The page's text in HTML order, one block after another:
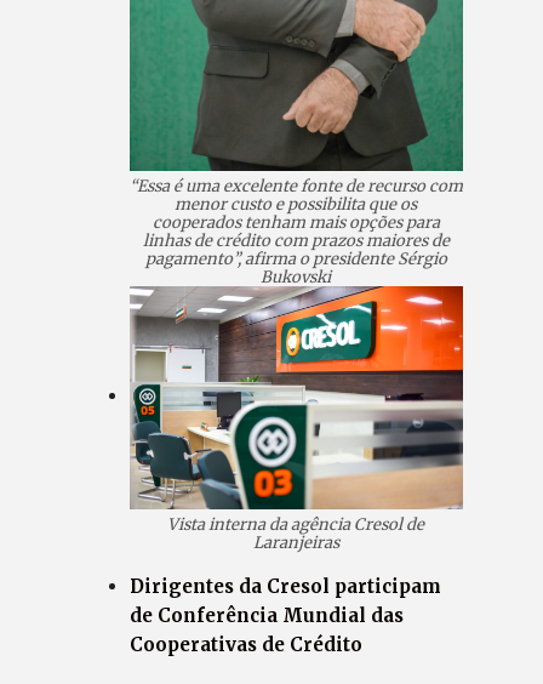
“Essa é uma excelente fonte de recurso com
menor custo e possibilita que os
cooperados tenham mais opções para
linhas de crédito com prazos maiores de
pagamento”, afirma o presidente Sérgio
Bukovski
Vista interna da agência Cresol de
Laranjeiras
Dirigentes da Cresol participam
de Conferência Mundial das
Cooperativas de Crédito